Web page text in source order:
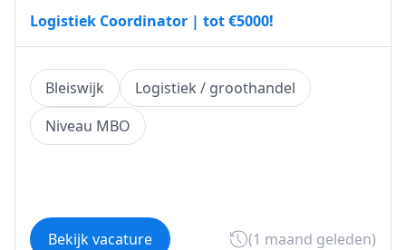
Logistiek Coordinator | tot €5000!
Bleiswijk
Logistiek / groothandel
Niveau MBO
Bekijk vacature (1 maand geleden)